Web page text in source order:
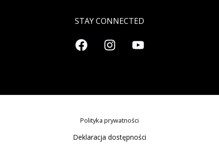
STAY CONNECTED
Polityka prywatności
Deklaracja dostępności